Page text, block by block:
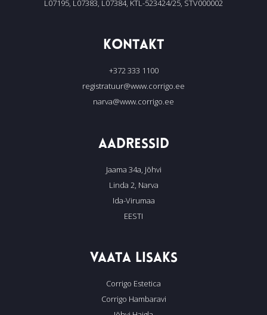
L07195, L07383, L07384, KTL-523424/25, STV000002
KONTAKT
+372 333 1100
registratuur@www.corrigo.ee
narva@www.corrigo.ee
AADRESSID
Jaama 34a, Jõhvi
Linda 2, Narva
Ida-Virumaa
EESTI
VAATA LISAKS
Corrigo Estetica
Corrigo Hambaravi